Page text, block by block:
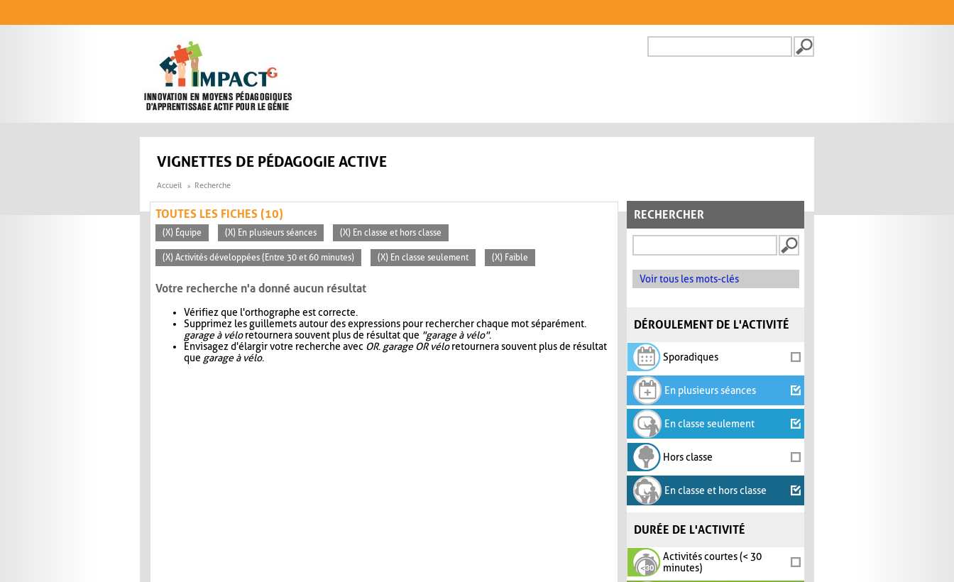
FORMULAIRE DE
VIGNETTES DE PÉDAGOGIE ACTIVE
Accueil Recherche
RECHERCHER
Voir tous les mots-clés
DÉROULEMENT DE L'ACTIVITÉ
Sporadiques
En plusieurs séances
En classe seulement
Hors classe
En classe et hors classe
DURÉE DE L'ACTIVITÉ
Activités courtes (< 30
minutes)
TOUTES LES FICHES (10)
(X) Équipe (X) En plusieurs séances (X) En classe et hors classe
(X) Activités développées (Entre 30 et 60 minutes) (X) En classe seulement (X) Faible
Votre recherche n'a donné aucun résultat
Vérifiez que l'orthographe est correcte.
Supprimez les guillemets autour des expressions pour rechercher chaque mot séparément.
garage à véloretournera souvent plus de résultat que "garage à vélo".
Envisagez d'élargir votre recherche avec OR. garage OR véloretournera souvent plus de résultat
que garage à vélo.